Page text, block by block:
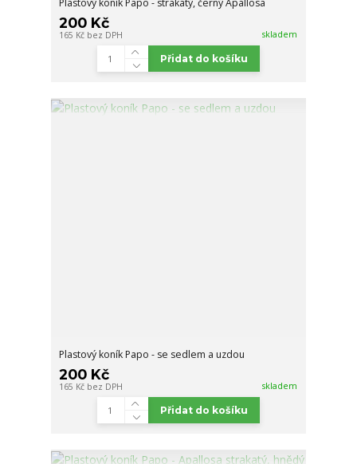
Plastový koník Papo - strakatý, černý Apallosa
200 Kč
165 Kč bez DPH skladem
Přidat do košíku
Plastový koník Papo - se sedlem a uzdou
200 Kč
165 Kč bez DPH skladem
Přidat do košíku